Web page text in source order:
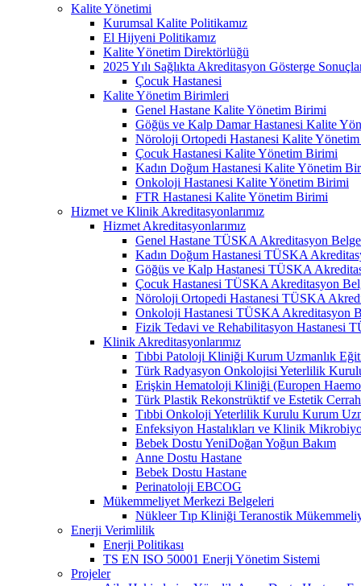
Kalite Yönetimi
Kurumsal Kalite Politikamız
El Hijyeni Politikamız
Kalite Yönetim Direktörlüğü
2025 Yılı Sağlıkta Akreditasyon Gösterge
Çocuk Hastanesi
Kalite Yönetim Birimleri
Genel Hastane Kalite Yönetim Birimi
Göğüs ve Kalp Damar Hastanesi Kalite
Nöroloji Ortopedi Hastanesi Kalite
Çocuk Hastanesi Kalite Yönetim Birimi
Kadın Doğum Hastanesi Kalite Yönetim
Onkoloji Hastanesi Kalite Yönetim Birimi
FTR Hastanesi Kalite Yönetim Birimi
Hizmet ve Klinik Akreditasyonlarımız
Hizmet Akreditasyonlarımız
Genel Hastane TÜSKA Akreditasyon
Kadın Doğum Hastanesi TÜSKA
Göğüs ve Kalp Hastanesi TÜSKA
Çocuk Hastanesi TÜSKA Akreditasyon
Nöroloji Ortopedi Hastanesi TÜSKA
Onkoloji Hastanesi TÜSKA Akreditasyon
Fizik Tedavi ve Rehabilitasyon Hastanesi
Klinik Akreditasyonlarımız
Tıbbi Patoloji Kliniği Kurum Uzmanlık
Türk Radyasyon Onkolojisi Yeterlilik
Erişkin Hematoloji Kliniği (Europen
Türk Plastik Rekonstrüktif ve Estetik
Tıbbi Onkoloji Yeterlilik Kurulu Kurum
Enfeksiyon Hastalıkları ve Klinik
Bebek Dostu YeniDoğan Yoğun Bakım
Anne Dostu Hastane
Bebek Dostu Hastane
Perinatoloji EBCOG
Mükemmeliyet Merkezi Belgeleri
Nükleer Tıp Kliniği Teranostik
Enerji Verimlilik
Enerji Politikası
TS EN ISO 50001 Enerji Yönetim Sistemi
Projeler